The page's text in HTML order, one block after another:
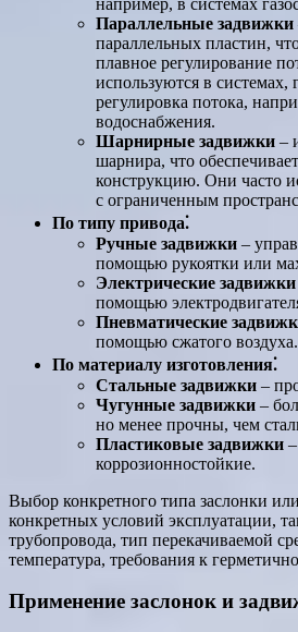
Параллельные задвижки
параллельных пластин,
плавное регулирование
используются в системах,
регулировка потока,
водоснабжения.
Шарнирные задвижки –
шарнира, что
конструкцию. Они часто
с ограниченным
По типу привода⁚
Ручные задвижки –
помощью рукоятки или
Электрические задвижки
помощью
Пневматические
помощью сжатого воздуха.
По материалу изготовления⁚
Стальные задвижки –
Чугунные задвижки –
но менее прочны, чем
Пластиковые задвижки
коррозионностойкие.
Выбор конкретного типа заслонки
конкретных условий эксплуатации,
трубопровода, тип перекачиваемой
температура, требования к
Применение заслонок и